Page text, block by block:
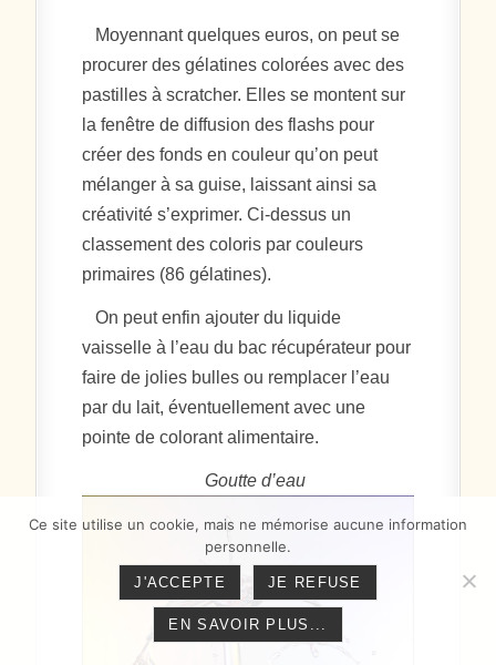
Moyennant quelques euros, on peut se
procurer des gélatines colorées avec des
pastilles à scratcher. Elles se montent sur
la fenêtre de diffusion des flashs pour
créer des fonds en couleur qu’on peut
mélanger à sa guise, laissant ainsi sa
créativité s’exprimer. Ci-dessus un
classement des coloris par couleurs
primaires (86 gélatines).
On peut enfin ajouter du liquide
vaisselle à l’eau du bac récupérateur pour
faire de jolies bulles ou remplacer l’eau
par du lait, éventuellement avec une
pointe de colorant alimentaire.
Goutte d’eau
Ce site utilise un cookie, mais ne mémorise aucune information
personnelle.
J'ACCEPTE JE REFUSE
EN SAVOIR PLUS...